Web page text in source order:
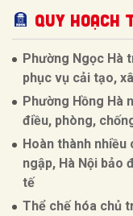
QUY HOẠCH
Phường Ngọc Hà
phục vụ cải tạo,
Phường Hồng Hà
điều, phòng,
Hoàn thành
ngập, Hà Nội bảo
tế
Thể chế hóa chủ